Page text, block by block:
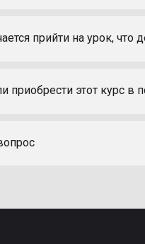
прийти на урок, что
приобрести этот курс в